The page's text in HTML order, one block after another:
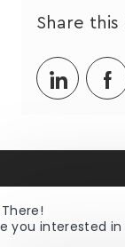
Share
Share
via
There!
you interested in